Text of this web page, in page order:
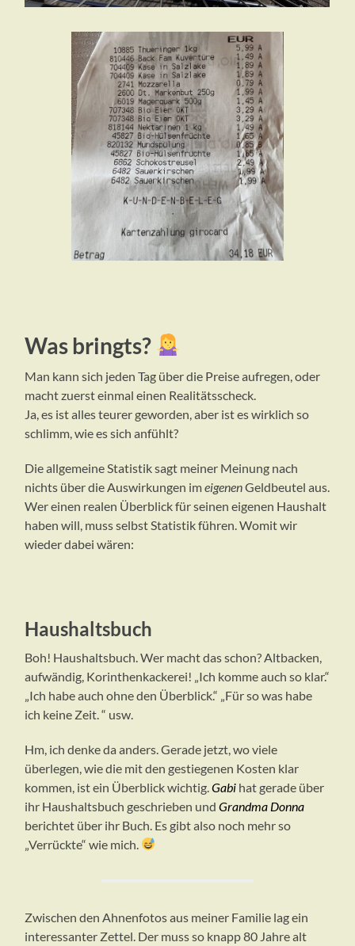
Was bringts?
Man kann sich jeden Tag über die Preise aufregen, oder
macht zuerst einmal einen Realitätsscheck.
Ja, es ist alles teurer geworden, aber ist es wirklich so
schlimm, wie es sich anfühlt?
Die allgemeine Statistik sagt meiner Meinung nach
nichts über die Auswirkungen imeigenenGeldbeutel aus.
Wer einen realen Überblick für seinen eigenen Haushalt
haben will, muss selbst Statistik führen. Womit wir
wieder dabei wären:
Haushaltsbuch
Boh! Haushaltsbuch. Wer macht das schon? Altbacken,
aufwändig, Korinthenkackerei! „Ich komme auch so klar.“
„Ich habe auch ohne den Überblick.“ „Für so was habe
ich keine Zeit. “ usw.
Hm, ich denke da anders. Gerade jetzt, wo viele
überlegen, wie die mit den gestiegenen Kosten klar
kommen, ist ein Überblick wichtig.Gabi hat gerade über
ihr Haushaltsbuch geschrieben undGrandma Donna
berichtet über ihr Buch. Es gibt also noch mehr so
„Verrückte“ wie mich.
Zwischen den Ahnenfotos aus meiner Familie lag ein
interessanter Zettel. Der muss so knapp 80 Jahre alt